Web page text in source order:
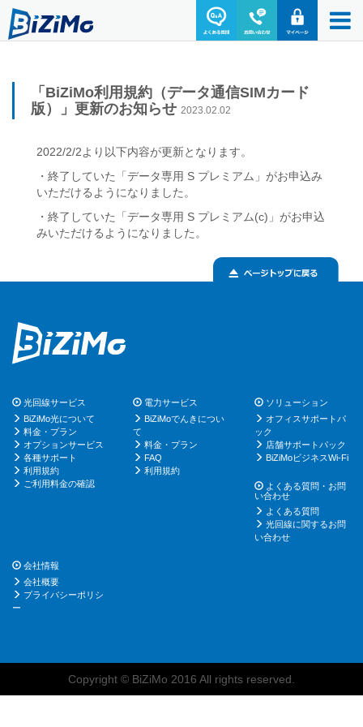
「BiZiMo利用規約（データ通信SIMカード
版）」更新のお知らせ 2023.02.02
2022/2/2より以下内容が更新となります。
・終了していた「データ専用 S プレミアム」がお申込み
いただけるようになりました。
・終了していた「データ専用 S プレミアム(c)」がお申込
みいただけるようになりました。
光回線サービス
BiZiMo光について
料金・プラン
オプションサービス
各種サポート
利用規約
ご利用料金の確認
電力サービス
BiZiMoでんきについ
て
料金・プラン
FAQ
利用規約
ソリューション
オフィスサポートパ
ック
店舗サポートパック
BiZiMoビジネスWi-Fi
よくある質問・お問
い合わせ
よくある質問
光回線に関するお問
い合わせ
会社情報
会社概要
プライバシーポリシ
ー
Copyright © BiZiMo 2016 All rights reserved.